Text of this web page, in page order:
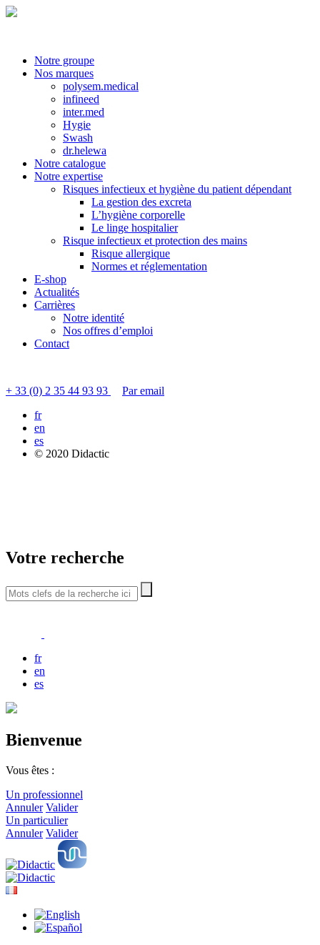
Notre groupe
Nos marques
polysem.medical
infineed
inter.med
Hygie
Swash
dr.helewa
Notre catalogue
Notre expertise
Risques infectieux et hygiène du patient dépendant
La gestion des excreta
L’hygiène corporelle
Le linge hospitalier
Risque infectieux et protection des mains
Risque allergique
Normes et réglementation
E-shop
Actualités
Carrières
Notre identité
Nos offres d’emploi
Contact
+ 33 (0) 2 35 44 93 93
Par email
fr
en
es
© 2020 Didactic
Votre recherche
fr
en
es
Bienvenue
Vous êtes :
Un professionnel
Annuler Valider
Un particulier
Annuler Valider